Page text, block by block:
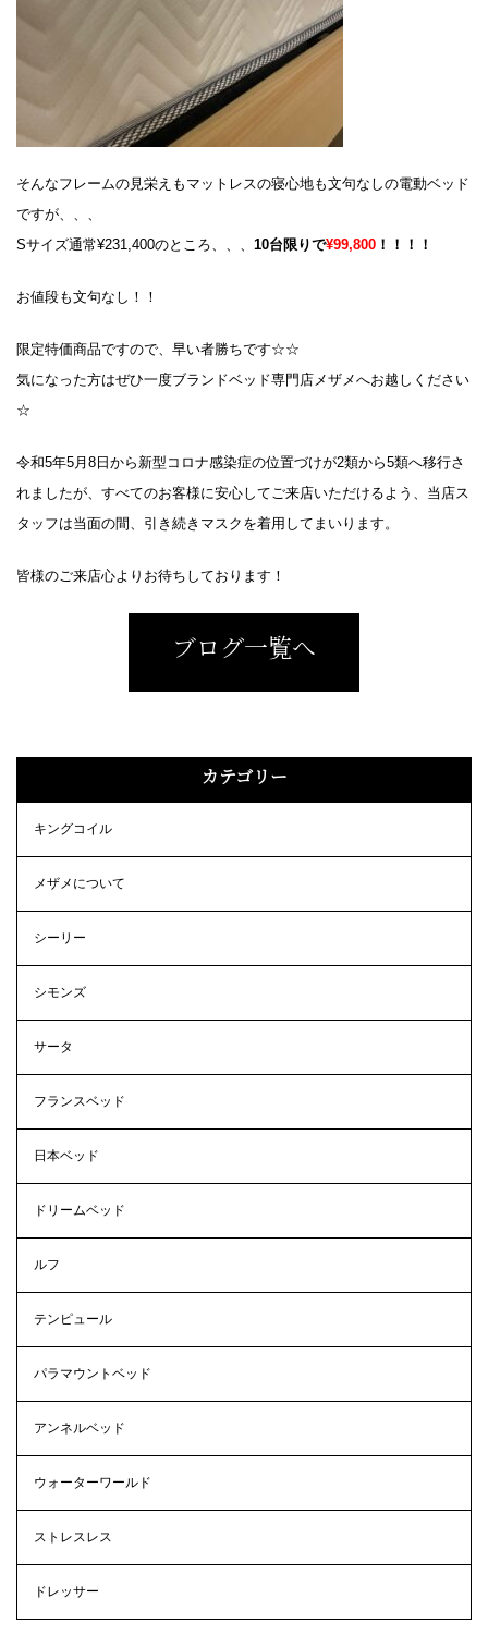
そんなフレームの見栄えもマットレスの寝心地も文句なしの電動ベッド
ですが、、、
Sサイズ通常¥231,400のところ、、、 10台限りで¥99,800！！！！
お値段も文句なし！！
限定特価商品ですので、早い者勝ちです☆☆
気になった方はぜひ一度ブランドベッド専門店メザメへお越しください
☆
令和5年5月8日から新型コロナ感染症の位置づけが2類から5類へ移行さ
れましたが、すべてのお客様に安心してご来店いただけるよう、当店ス
タッフは当面の間、引き続きマスクを着用してまいります。
皆様のご来店心よりお待ちしております！
ブログ一覧へ
カテゴリー
キングコイル
メザメについて
シーリー
シモンズ
サータ
フランスベッド
日本ベッド
ドリームベッド
ルフ
テンピュール
パラマウントベッド
アンネルベッド
ウォーターワールド
ストレスレス
ドレッサー